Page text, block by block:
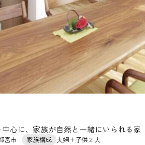
中心に、家族が自然と一緒にいられる家
宮市 家族構成 夫婦＋子供２人